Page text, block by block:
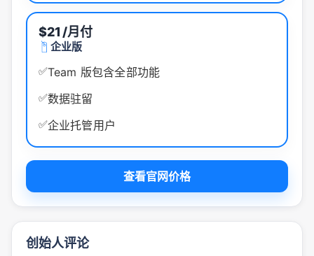
$21 /月付
企业版
✅Team 版包含全部功能
✅数据驻留
✅企业托管用户
查看官网价格
创始人评论